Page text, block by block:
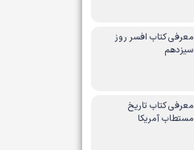
معرفی کتاب افسر روز
سیزدهم
معرفی کتاب تاریخ
مستطاب آمریکا